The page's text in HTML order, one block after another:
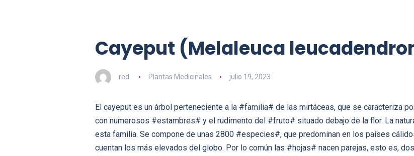
Cayeput (Melaleuca
red Plantas Medicinales julio 19, 2023
El cayeput es un árbol perteneciente a la #familia# de las mirtáceas, que se caracteriza
con numerosos #estambres# y el rudimento del #fruto# situado debajo de la flor. La
esta familia. Se compone de unas 2800 #especies#, que predominan en los países
cuentan los más elevados del globo. Por lo común las #hojas# nacen parejas, esto es,